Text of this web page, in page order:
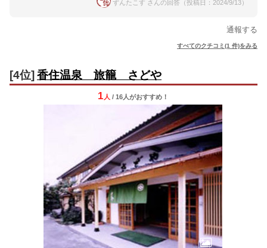
ずんたこす さんの回答（投稿日：2024/9/13）
通報する
すべてのクチコミ(1 件)をみる
[4位] 香住温泉 旅籠 さどや
1 人 / 16人がおすすめ！